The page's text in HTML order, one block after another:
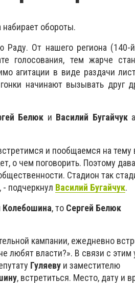
обороты.
Раду. От нашего региона (140-
голосования, тем жарче
агитации в виде раздачи
начинают вызывать друг
Белюк и Василий Бугайчук
и пообщаемся на тему
о чем поговорить. Поэтому
Стадион так
подчеркнул Василий Бугайчук.
Колебошина, то Сергей Белюк
кампании, ежедневно
любят власти?». В связи с этим
Гуляеву и заместителю
, встретиться. Место, дату и